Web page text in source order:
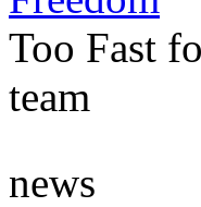
Too Fast
team
news